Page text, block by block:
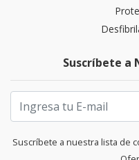
Suscríbete a
Suscríbete a nuestra lista de